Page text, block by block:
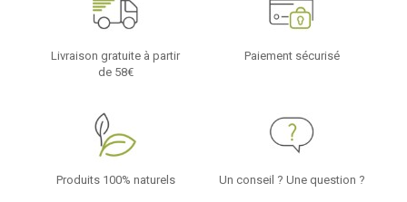
Livraison gratuite à partir
de 58€
Paiement sécurisé
Produits 100% naturels Un conseil ? Une question ?